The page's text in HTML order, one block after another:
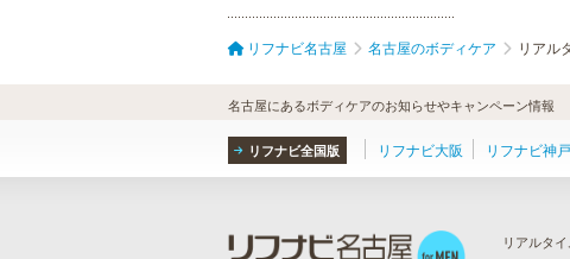
リフナビ名古屋 名古屋のボディケア リアル
名古屋にあるボディケアのお知らせやキャンペーン情報
リフナビ全国版 リフナビ大阪 リフナビ神戸
リアルタ